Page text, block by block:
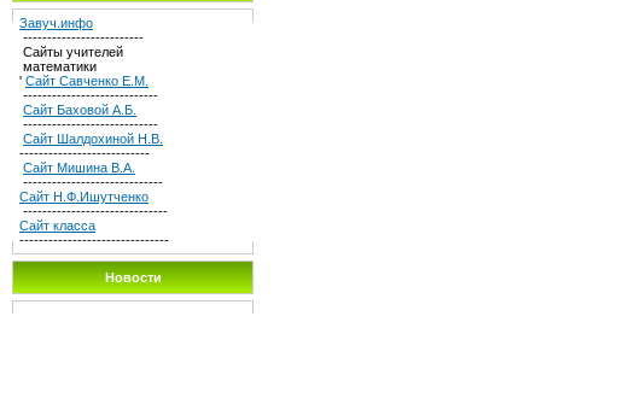
Завуч.инфо
-------------------------
Сайты учителей
математики
' Сайт Савченко Е.М.
----------------------------
Сайт Баховой А.Б.
----------------------------
Сайт Шалдохиной Н.В.
---------------------------
Сайт Мишина В.А.
-----------------------------
Сайт Н.Ф.Ишутченко
------------------------------
Сайт класса
-------------------------------
Новости